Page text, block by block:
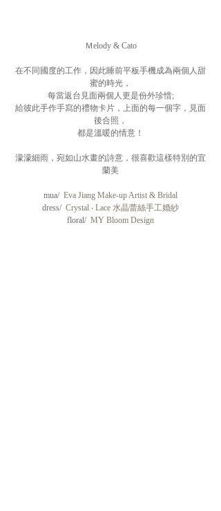
Ｍelody & Cato
在不同國度的工作，因此睡前平板手機成為兩個人甜
蜜的時光，
每當返台見面兩個人更是份外珍惜;
給彼此手作手寫的禮物卡片，上面的每一個字，見面
後合照，
都是溫暖的情意！
濛濛細雨，宛如山水畫的詩意，很喜歡這樣特別的宜
蘭美
mua/ Eva Jiang Make-up Artist & Bridal
dress/ Crystal ‧ Lace 水晶蕾絲手工婚紗
floral/ MY Bloom Design